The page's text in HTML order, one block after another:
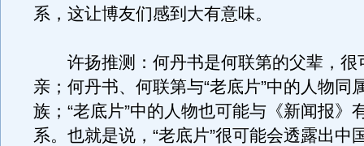
系，这让博友们感到大有意味。
许扬推测：何丹书是何联第的父辈，很
亲；何丹书、何联第与“老底片”中的人物同
族；“老底片”中的人物也可能与《新闻报》
系。也就是说，“老底片”很可能会透露出中